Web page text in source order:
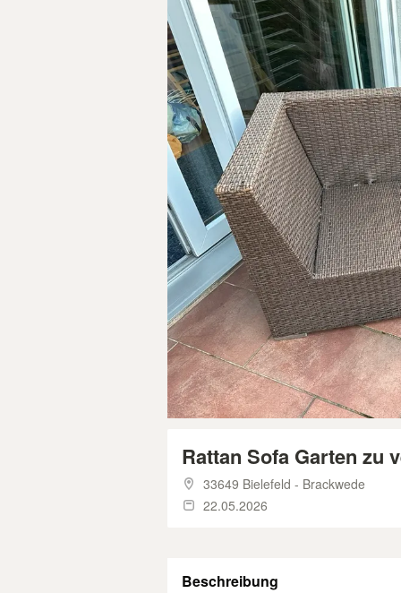
Rattan Sofa Garten zu
33649 Bielefeld - Brackwede
22.05.2026
Beschreibung